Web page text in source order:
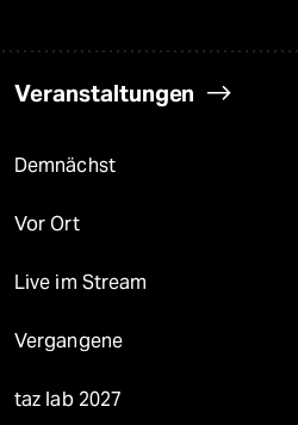
Veranstaltungen
Demnächst
Vor Ort
Live im Stream
Vergangene
taz lab 2027